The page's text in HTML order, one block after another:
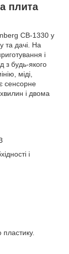
плита
CB-1330 у
та дачі. На
і
з будь-якого
міді,
сенсорне
і двома
і
пластику.